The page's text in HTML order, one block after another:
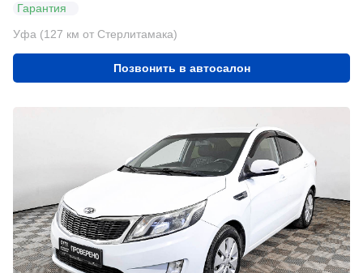
Гарантия
Уфа (127 км от Стерлитамака)
Позвонить в автосалон